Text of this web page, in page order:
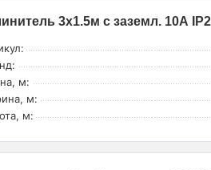
3х1.5м с заземл. 10А
м:
м:
м: